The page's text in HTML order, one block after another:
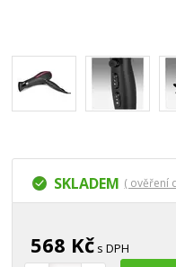
SKLADEM ( ověření
568 Kč s DPH